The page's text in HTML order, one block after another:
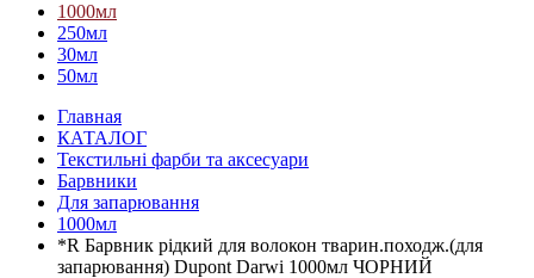
1000мл
250мл
30мл
50мл
Главная
КАТАЛОГ
Текстильні фарби та аксесуари
Барвники
Для запарювання
1000мл
*R Барвник рідкий для волокон тварин.походж.(для
запарювання) Dupont Darwi 1000мл ЧОРНИЙ